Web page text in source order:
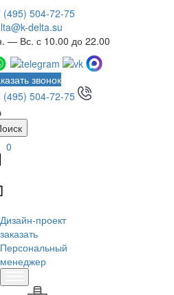
(495) 504-72-75
delta.su
— Вс. с 10.00 до 22.00
звонок
(495) 504-72-75
0
Дизайн-проект
заказать
Персональный
менеджер